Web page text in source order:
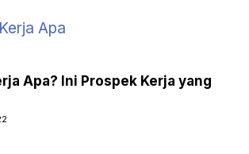
Apa? Ini Prospek Kerja yang